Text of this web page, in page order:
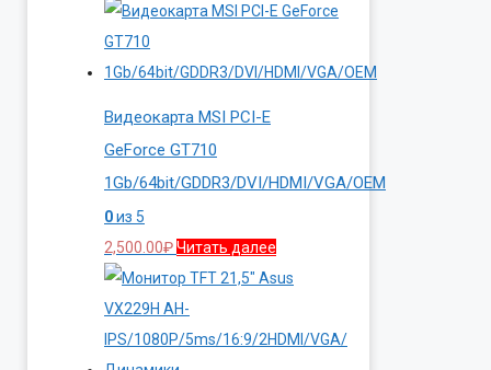
Видеокарта MSI PCI-E
GeForce GT710
1Gb/64bit/GDDR3/DVI/HDMI/VGA/OEM
0из 5
2,500.00₽Читать далее